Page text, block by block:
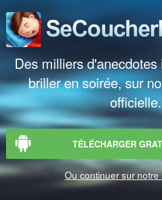
Des milliers
briller en soirée, sur
officielle.
TÉLÉCHARGER
Ou continuer sur notre